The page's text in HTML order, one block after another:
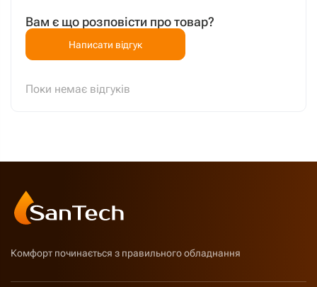
Вам є що розповісти про товар?
Написати відгук
Поки немає відгуків
Комфорт починається з правильного обладнання